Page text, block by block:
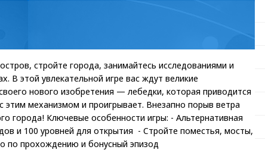
стройте города, занимайтесь исследованиями и
В этой увлекательной игре вас ждут великие
нового изобретения — лебедки, которая приводится
механизмом и проигрывает. Внезапно порыв ветра
города! Ключевые особенности игры: - Альтернативная
и 100 уровней для открытия - Стройте поместья, мосты,
по прохождению и бонусный эпизод